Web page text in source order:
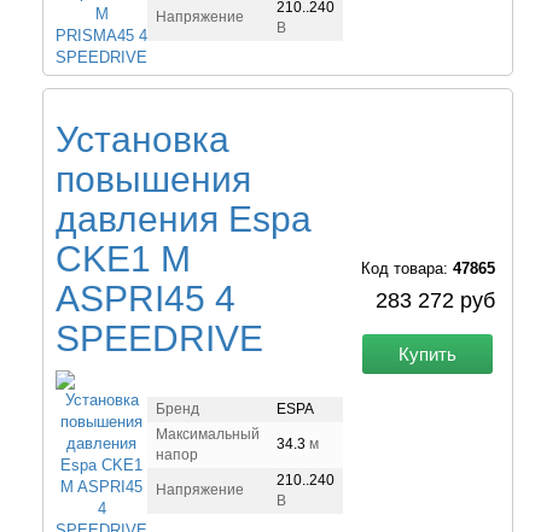
Напряжение
210..240
В
Установка
повышения
давления Espa
CKE1 M
ASPRI45 4
SPEEDRIVE
Код товара: 47865
283 272 руб
Купить
Бренд
ESPA
Максимальный
напор
34.3 м
Напряжение
210..240
В